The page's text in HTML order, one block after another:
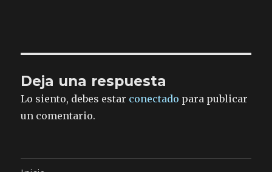
Deja una respuesta
Lo siento, debes estar conectado para publicar
un comentario.